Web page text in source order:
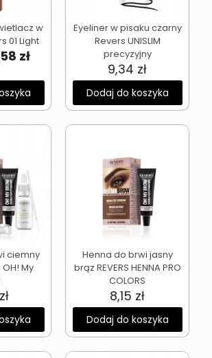
w
01 Light
zł.
złAktualna
wynosi:
9,58 zł.
Eyeliner w pisaku czarny
Revers UNISLIM
precyzyjny
9,34 zł
Dodaj do koszyka
ciemny
OH! My
zł
Henna do brwi jasny
brąz REVERS HENNA PRO
COLORS
8,15 zł
Dodaj do koszyka